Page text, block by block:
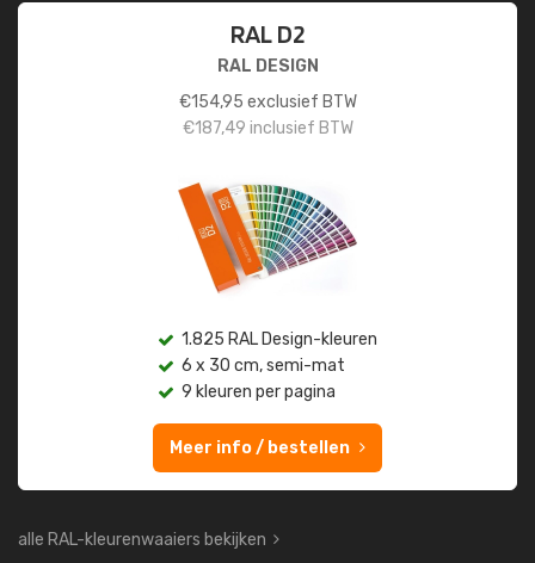
RAL D2
RAL DESIGN
€154,95 exclusief BTW
€187,49 inclusief BTW
1.825 RAL Design-kleuren
6 x 30 cm, semi-mat
9 kleuren per pagina
Meer info / bestellen
alle RAL-kleurenwaaiers bekijken